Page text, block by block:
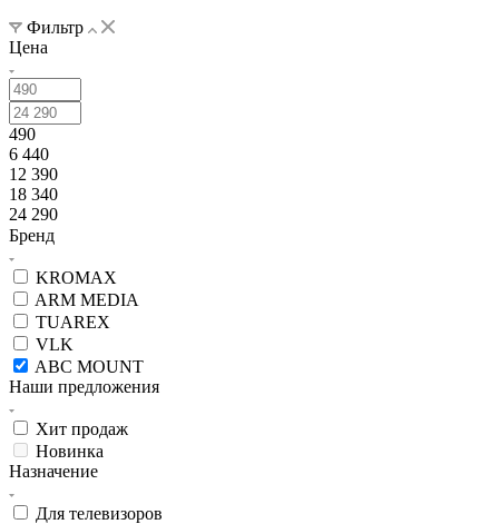
Фильтр
Цена
490
6 440
12 390
18 340
24 290
Бренд
KROMAX
ARM MEDIA
TUAREX
VLK
ABC MOUNT
Наши предложения
Хит продаж
Новинка
Назначение
Для телевизоров